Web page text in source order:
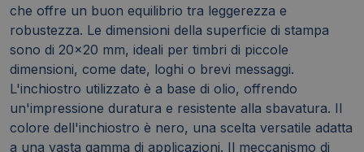
che offre un buon equilibrio tra leggerezza e
robustezza. Le dimensioni della superficie di stampa
sono di 20x20 mm, ideali per timbri di piccole
dimensioni, come date, loghi o brevi messaggi.
L'inchiostro utilizzato è a base di olio, offrendo
un'impressione duratura e resistente alla sbavatura. Il
colore dell'inchiostro è nero, una scelta versatile adatta
a una vasta gamma di applicazioni. Il meccanismo di